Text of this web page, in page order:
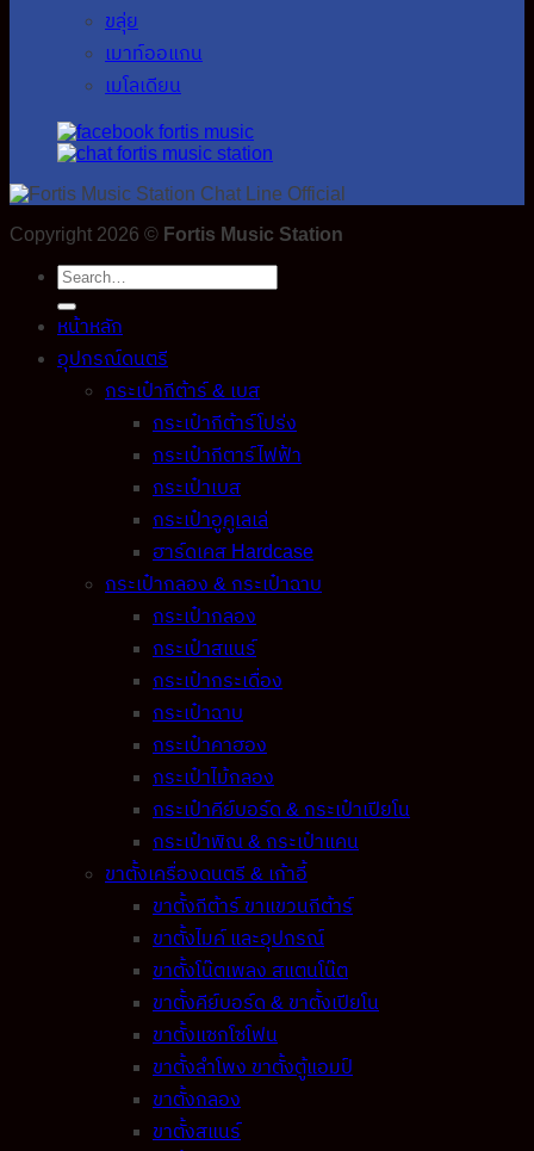
ขลุ่ย
เมาท์ออแกน
เมโลเดียน
Copyright 2026 © Fortis Music Station
Search
for:
หน้าหลัก
อุปกรณ์ดนตรี
กระเป๋ากีต้าร์ & เบส
กระเป๋ากีต้าร์โปร่ง
กระเป๋ากีตาร์ไฟฟ้า
กระเป๋าเบส
กระเป๋าอูคูเลเล่
ฮาร์ดเคส Hardcase
กระเป๋ากลอง & กระเป๋าฉาบ
กระเป๋ากลอง
กระเป๋าสแนร์
กระเป๋ากระเดื่อง
กระเป๋าฉาบ
กระเป๋าคาฮอง
กระเป๋าไม้กลอง
กระเป๋าคีย์บอร์ด & กระเป๋าเปียโน
กระเป๋าพิณ & กระเป๋าแคน
ขาตั้งเครื่องดนตรี & เก้าอี้
ขาตั้งกีต้าร์ ขาแขวนกีต้าร์
ขาตั้งไมค์ และอุปกรณ์
ขาตั้งโน๊ตเพลง สแตนโน๊ต
ขาตั้งคีย์บอร์ด & ขาตั้งเปียโน
ขาตั้งแซกโซโฟน
ขาตั้งลำโพง ขาตั้งตู้แอมป์
ขาตั้งกลอง
ขาตั้งสแนร์